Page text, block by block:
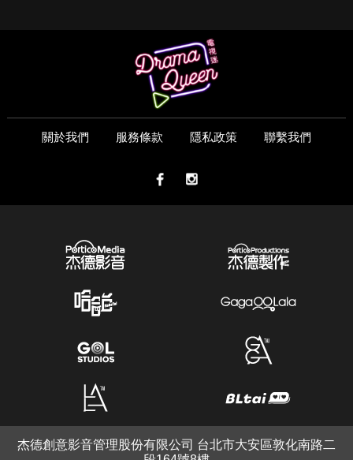
關於我們 服務條款 隱私政策 聯繫我們
杰德創意影音管理股份有限公司 台北市大安區敦化南路二